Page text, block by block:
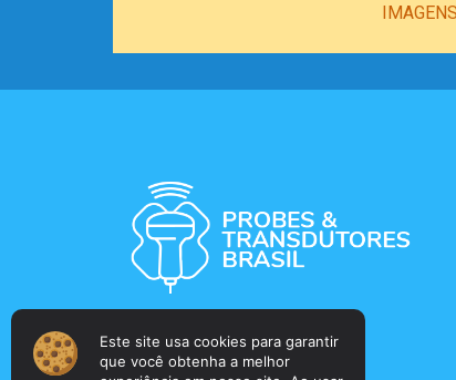
Este site usa cookies para garantir
que você obtenha a melhor